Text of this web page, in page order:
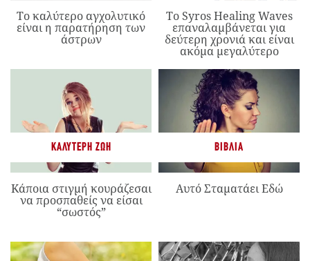
Το καλύτερο αγχολυτικό
είναι η παρατήρηση των
άστρων
Το Syros Healing Waves
επαναλαμβάνεται για
δεύτερη χρονιά και είναι
ακόμα μεγαλύτερο
ΚΑΛΎΤΕΡΗ ΖΩΉ
Κάποια στιγμή κουράζεσαι
να προσπαθείς να είσαι
“σωστός”
ΒΙΒΛΊΑ
Αυτό Σταματάει Εδώ